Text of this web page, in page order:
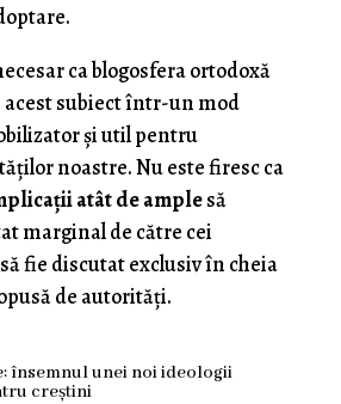
ca blogosfera ortodoxă
acest subiect într-un mod
şi util pentru
noastre. Nu este firesc ca
atât de amplesă
marginal de către cei
fie discutat exclusiv în cheia
de autorităţi.
însemnul unei noi ideologii
creștini